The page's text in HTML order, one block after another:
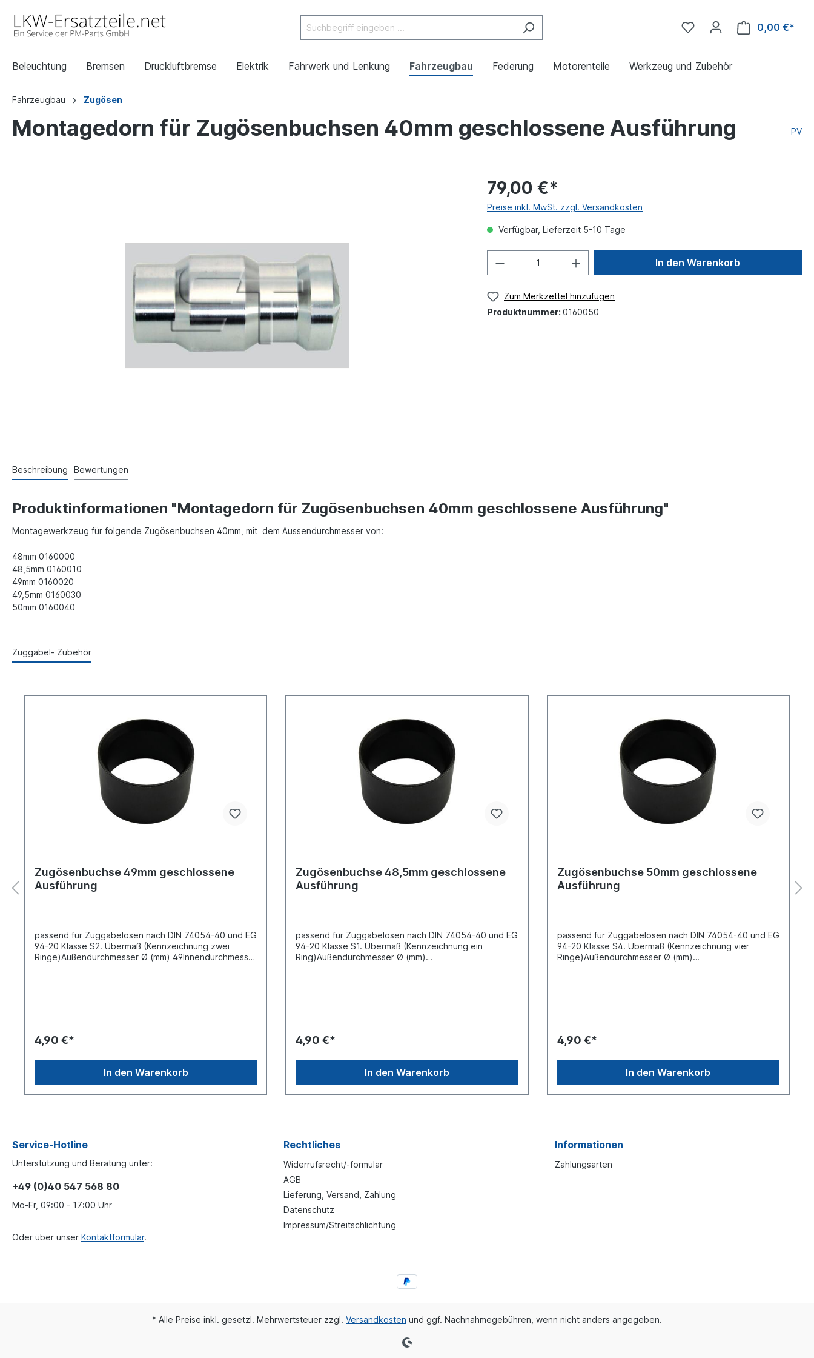
0,00 €*
Beleuchtung Bremsen Druckluftbremse Elektrik Fahrwerk und Lenkung Fahrzeugbau Federung Motorenteile Werkzeug und Zubehör
Fahrzeugbau Zugösen
Montagedorn für Zugösenbuchsen 40mm geschlossene Ausführung PV
79,00 €*
Preise inkl. MwSt. zzgl. Versandkosten
Verfügbar, Lieferzeit 5-10 Tage
In den Warenkorb
Zum Merkzettel hinzufügen
Produktnummer: 0160050
Beschreibung Bewertungen
Produktinformationen "Montagedorn für Zugösenbuchsen 40mm geschlossene Ausführung"
Montagewerkzeug für folgende Zugösenbuchsen 40mm, mit dem Aussendurchmesser von:
48mm 0160000
48,5mm 0160010
49mm 0160020
49,5mm 0160030
50mm 0160040
Zuggabel- Zubehör
Zugösenbuchse 49mm geschlossene
Ausführung
passend für Zuggabelösen nach DIN 74054-40 und EG
94-20 Klasse S2. Übermaß (Kennzeichnung zwei
Ringe)Außendurchmesser Ø (mm) 49Innendurchmesser
4,90 €*
In den Warenkorb
Zugösenbuchse 48,5mm geschlossene
Ausführung
passend für Zuggabelösen nach DIN 74054-40 und EG
94-20 Klasse S1. Übermaß (Kennzeichnung ein
Ring)Außendurchmesser Ø (mm)
4,90 €*
In den Warenkorb
Zugösenbuchse 50mm geschlossene
Ausführung
passend für Zuggabelösen nach DIN 74054-40 und EG
94-20 Klasse S4. Übermaß (Kennzeichnung vier
Ringe)Außendurchmesser Ø (mm)
4,90 €*
In den Warenkorb
Service-Hotline
Unterstützung und Beratung unter:
+49 (0)40 547 568 80
Mo-Fr, 09:00 - 17:00 Uhr
Oder über unser Kontaktformular.
Rechtliches
Widerrufsrecht/-formular
AGB
Lieferung, Versand, Zahlung
Datenschutz
Impressum/Streitschlichtung
Informationen
Zahlungsarten
* Alle Preise inkl. gesetzl. Mehrwertsteuer zzgl. Versandkosten und ggf. Nachnahmegebühren, wenn nicht anders angegeben.